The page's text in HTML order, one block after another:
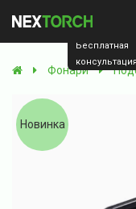
Фонари
Новинка
Бесплатная